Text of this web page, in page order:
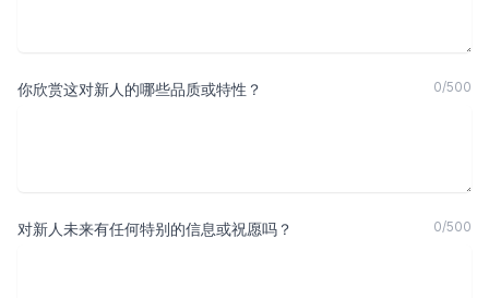
你欣赏这对新人的哪些品质或特性？ 0/500
对新人未来有任何特别的信息或祝愿吗？ 0/500